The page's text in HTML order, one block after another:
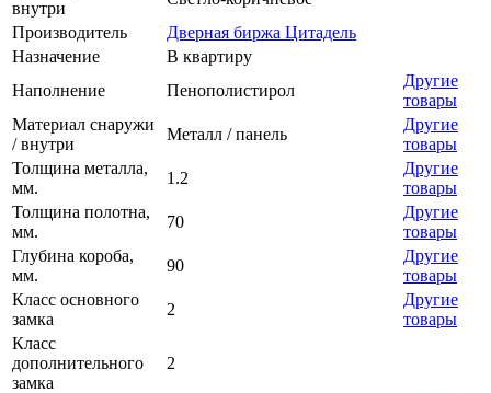
внутри
Производитель
Дверная биржа Цитадель
Назначение
В квартиру
Наполнение
Пенополистирол
Другие
товары
Материал снаружи
/ внутри
Металл / панель
Другие
товары
Толщина металла,
мм.
1.2
Другие
товары
Толщина полотна,
мм.
70
Другие
товары
Глубина короба,
мм.
90
Другие
товары
Класс основного
замка
2
Другие
товары
Класс
дополнительного
замка
2